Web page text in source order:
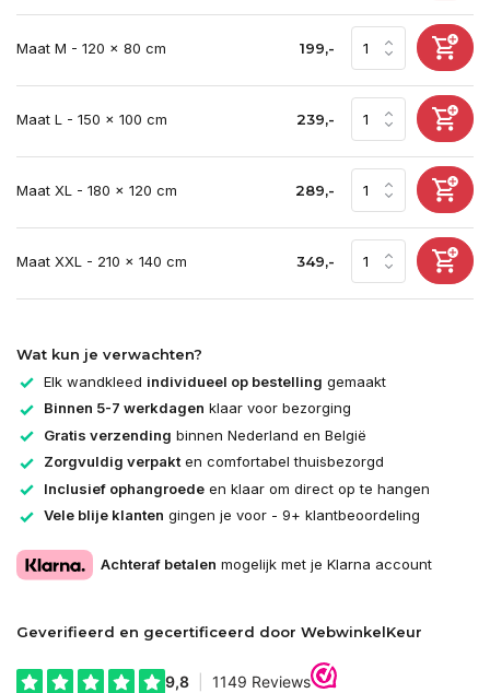
Maat M - 120 x 80 cm 199,-
Maat L - 150 x 100 cm 239,-
Maat XL - 180 x 120 cm 289,-
Maat XXL - 210 x 140 cm 349,-
Wat kun je verwachten?
Elk wandkleed individueel op bestelling gemaakt
Binnen 5-7 werkdagen klaar voor bezorging
Gratis verzending binnen Nederland en België
Zorgvuldig verpakten comfortabel thuisbezorgd
Inclusief ophangroede en klaar om direct op te hangen
Vele blije klanten gingen je voor - 9+ klantbeoordeling
Achteraf betalen mogelijk met je Klarna account
Geverifieerd en gecertificeerd door WebwinkelKeur